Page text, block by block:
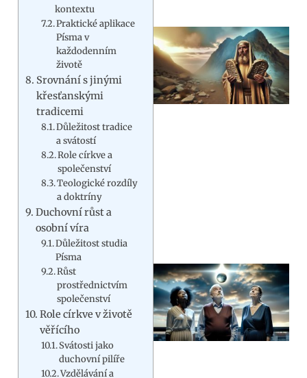
kontextu
Praktické aplikace
Písma v
každodenním
životě
Srovnání s jinými
křesťanskými
tradicemi
Důležitost tradice
a svátostí
Role církve a
společenství
Teologické rozdíly
a doktríny
Duchovní růst a
osobní víra
Důležitost studia
Písma
Růst
prostřednictvím
společenství
Role církve v životě
věřícího
Svátosti jako
duchovní pilíře
Vzdělávání a